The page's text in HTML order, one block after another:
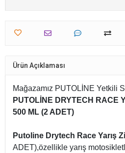
Mağazamız PUTOLİNE Yetkili
PUTOLİNE DRYTECH RACE
Putoline Drytech Race Yarış